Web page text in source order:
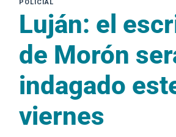
Luján: el
de Morón
indagado
viernes